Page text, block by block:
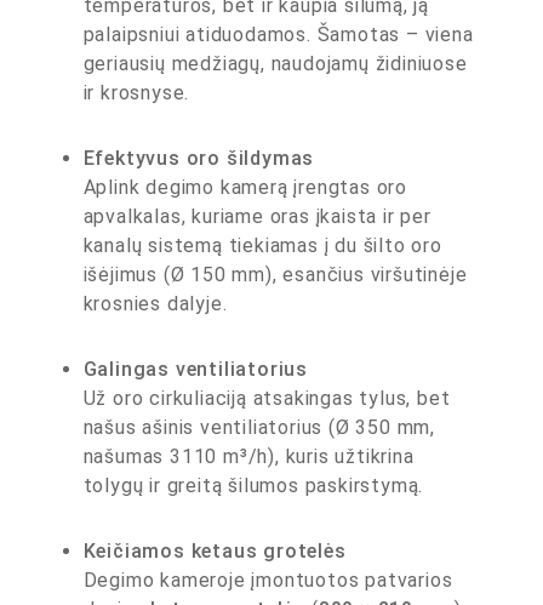
temperatūros, bet ir kaupia šilumą, ją
palaipsniui atiduodamos. Šamotas – viena
geriausių medžiagų, naudojamų židiniuose
ir krosnyse.
Efektyvus oro šildymas
Aplink degimo kamerą įrengtas oro
apvalkalas, kuriame oras įkaista ir per
kanalų sistemą tiekiamas į du šilto oro
išėjimus (Ø 150 mm), esančius viršutinėje
krosnies dalyje.
Galingas ventiliatorius
Už oro cirkuliaciją atsakingas tylus, bet
našus ašinis ventiliatorius (Ø 350 mm,
našumas 3110 m³/h), kuris užtikrina
tolygų ir greitą šilumos paskirstymą.
Keičiamos ketaus grotelės
Degimo kameroje įmontuotos patvarios